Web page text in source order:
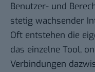
Benutzer- und
stetig wachsender
Oft entstehen die
das einzelne Tool,
Verbindungen